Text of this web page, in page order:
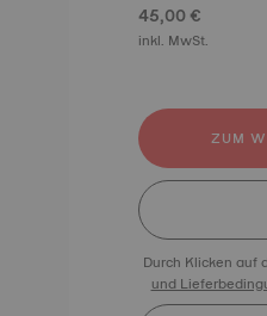
45,00 €
inkl. MwSt.
ZUM
Durch Klicken
und